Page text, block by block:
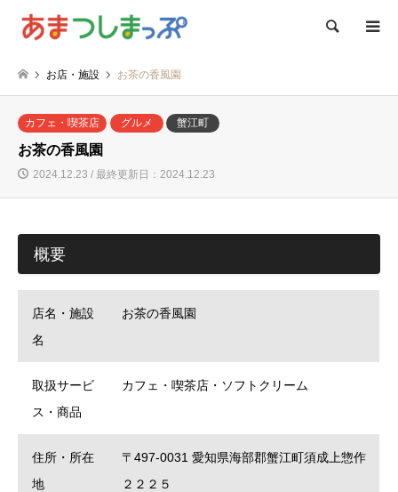
検索
お店・施設 お茶の香風園
カフェ・喫茶店 グルメ 蟹江町
お茶の香風園
2024.12.23 / 最終更新日：2024.12.23
概要
店名・施設
名
お茶の香風園
取扱サービ
ス・商品
カフェ・喫茶店・ソフトクリーム
住所・所在
地
〒497-0031 愛知県海部郡蟹江町須成上惣作
２２２５